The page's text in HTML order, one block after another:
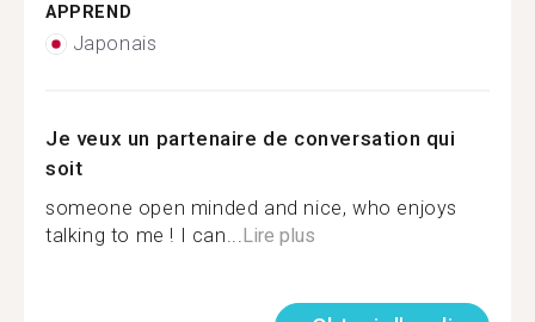
APPREND
Japonais
Je veux un partenaire de conversation qui
soit
someone open minded and nice, who enjoys
talking to me ! I can...Lire plus